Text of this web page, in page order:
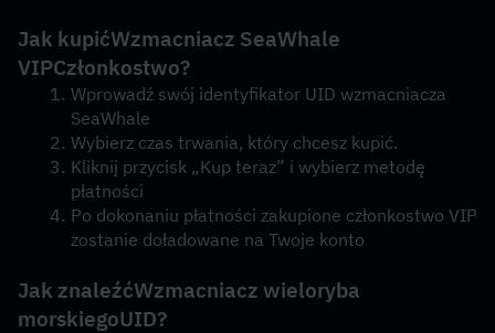
Jak kupićWzmacniacz SeaWhale
VIPCzłonkostwo?
Wprowadź swój identyfikator UID wzmacniacza
SeaWhale
Wybierz czas trwania, który chcesz kupić.
Kliknij przycisk „Kup teraz” i wybierz metodę
płatności
Po dokonaniu płatności zakupione członkostwo VIP
zostanie doładowane na Twoje konto
Jak znaleźćWzmacniacz wieloryba
morskiegoUID?